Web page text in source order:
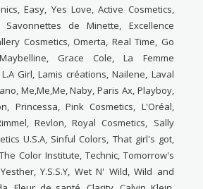
Easy, Yes Love, Active Cosmetics,
de Minette, Excellence
Cosmetics, Omerta, Real Time, Go
Grace Cole, La Femme
Girl, Lamis créations, Nailene, Laval
Me,Me,Me, Naby, Paris Ax, Playboy,
Princessa, Pink Cosmetics, L'Oréal,
Revlon, Royal Cosmetics, Sally
U.S.A, Sinful Colors, That girl's got,
Color Institute, Technic, Tomorrow's
Y.S.S.Y, Wet N' Wild, Wild and